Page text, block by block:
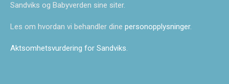
Sandviks og Babyverden sine siter.
Les om hvordan vi behandler dine personopplysninger.
Aktsomhetsvurdering for Sandviks.